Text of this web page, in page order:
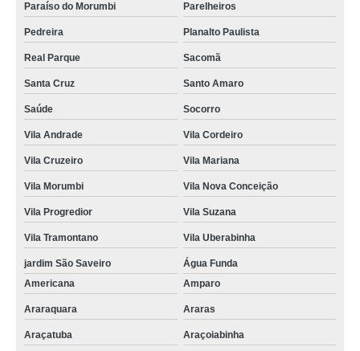
Paraíso do Morumbi Parelheiros
Pedreira Planalto Paulista
Real Parque Sacomã
Santa Cruz Santo Amaro
Saúde Socorro
Vila Andrade Vila Cordeiro
Vila Cruzeiro Vila Mariana
Vila Morumbi Vila Nova Conceição
Vila Progredior Vila Suzana
Vila Tramontano Vila Uberabinha
jardim São Saveiro
Água Funda
Americana
Amparo
Araraquara Araras
Araçatuba Araçoiabinha